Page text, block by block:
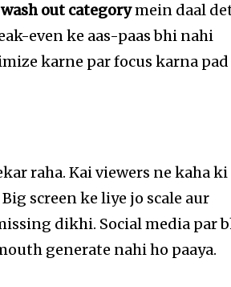
wash out categorymein daal
even ke aas-paas bhi nahi
karne par focus karna pad
raha. Kai viewers ne kaha ki
screen ke liye jo scale aur
dikhi. Social media par
generate nahi ho paaya.